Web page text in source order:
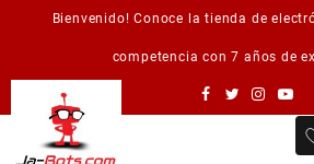
Bienvenido! Conoce la tienda de
competencia con 7 años de